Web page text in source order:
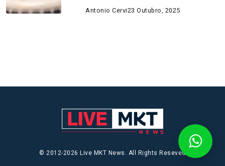
Antonio Cervi23 Outubro, 2025
© 2012-2026 Live MKT News. All Rights Reseved